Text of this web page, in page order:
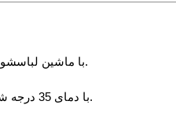
√ با ماشین لباسشویی شستشو دهید. از شستشو به روش دستی و چلاندن یا مچاله کردن پرهیز کنید.
√ با دمای 35 درجه شستشو شود. دمای 40 درجه به بالا باعث کاهش عمر پارچه های پنبه ای می شود.